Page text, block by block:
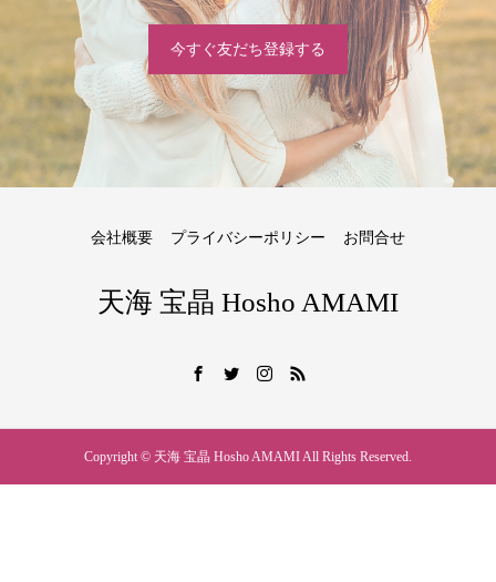
今すぐ友だち登録する
会社概要 プライバシーポリシー お問合せ
天海 宝晶 Hosho AMAMI
Copyright © 天海 宝晶 Hosho AMAMI All Rights Reserved.